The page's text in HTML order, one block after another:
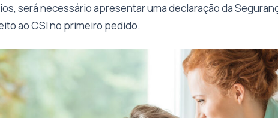
será necessário apresentar uma declaração da
ao CSI no primeiro pedido.